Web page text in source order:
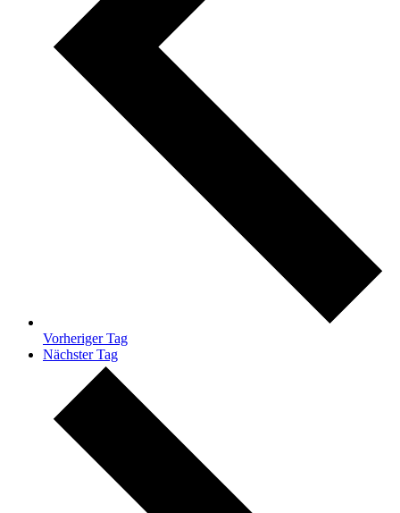
Vorheriger Tag
Nächster Tag